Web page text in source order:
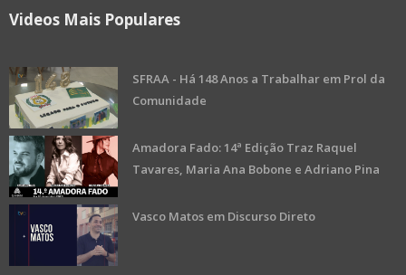
Videos Mais Populares
SFRAA - Há 148 Anos a Trabalhar em Prol da
Comunidade
Amadora Fado: 14ª Edição Traz Raquel
Tavares, Maria Ana Bobone e Adriano Pina
Vasco Matos em Discurso Direto